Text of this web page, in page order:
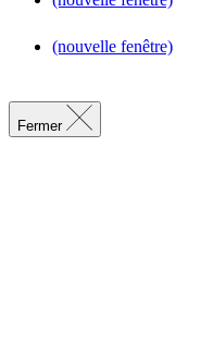
(nouvelle fenêtre)
Fermer